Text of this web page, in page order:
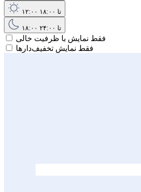
۱۲:۰۰ تا ۱۸:۰۰
۱۸:۰۰ تا ۲۴:۰۰
فقط نمایش با ظرفیت خالی
فقط نمایش تخفیف‌دارها